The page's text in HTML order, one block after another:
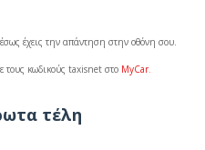
έχεις την απάντηση στην οθόνη σου.
τους κωδικούς taxisnet στο MyCar.
τέλη